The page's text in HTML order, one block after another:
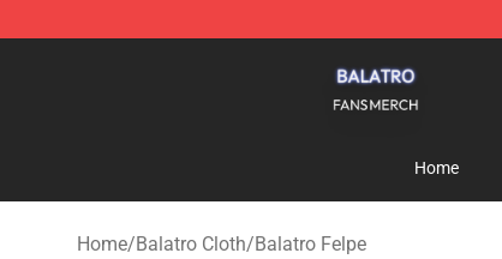
Home
Home/Balatro Cloth/Balatro Felpe